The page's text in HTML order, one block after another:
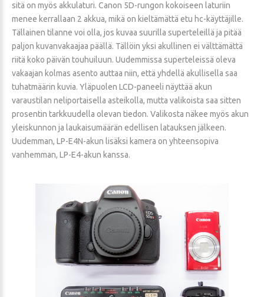
sitä on myös akkulaturi. Canon 5D-rungon kokoiseen laturiin
menee kerrallaan 2 akkua, mikä on kieltämättä etu hc-käyttäjille.
Tällainen tilanne voi olla, jos kuvaa suurilla superteleillä ja pitää
paljon kuvanvakaajaa päällä. Tällöin yksi akullinen ei välttämättä
riitä koko päivän touhuiluun. Uudemmissa superteleissä oleva
vakaajan kolmas asento auttaa niin, että yhdellä akullisella saa
tuhatmäärin kuvia. Yläpuolen LCD-paneeli näyttää akun
varaustilan neliportaisella asteikolla, mutta valikoista saa sitten
prosentin tarkkuudella olevan tiedon. Valikosta näkee myös akun
yleiskunnon ja laukaisumäärän edellisen latauksen jälkeen.
Uudemman, LP-E4N-akun lisäksi kamera on yhteensopiva
vanhemman, LP-E4-akun kanssa.